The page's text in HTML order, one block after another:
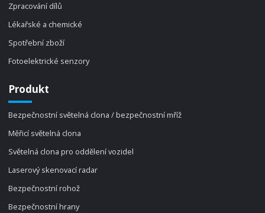
Zpracování dílů
Lékařské a chemické
Spotřební zboží
Fotoelektrické senzory
Produkt
Bezpečnostní světelná clona / bezpečnostní mříž
Měřicí světelná clona
Světelná clona pro oddělení vozidel
Laserový skenovací radar
Bezpečnostní rohož
Bezpečnostní hrany